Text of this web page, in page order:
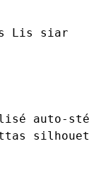
Lis siar
auto-